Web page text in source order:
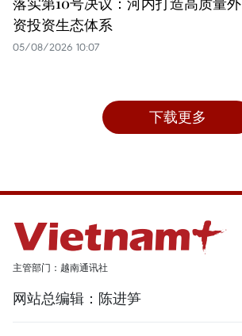
资投资生态体系
05/08/2026 10:07
下载更多
主管部门：越南通讯社
网站总编辑：陈进笋